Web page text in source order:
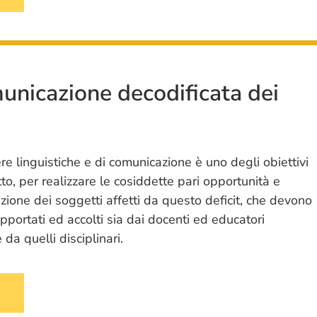
decodificata dei
linguistiche e di comunicazione è uno degli obiettivi
per realizzare le cosiddette pari opportunità e
dei soggetti affetti da questo deficit, che devono
ed accolti sia dai docenti ed educatori
da quelli disciplinari.